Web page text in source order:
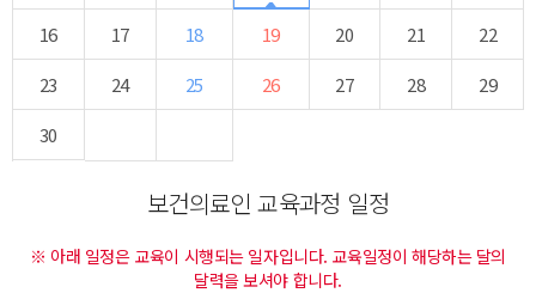
16
17 18 19 20 21
22
23
24 25 26 27 28
29
30
보건의료인 교육과정 일정
※ 아래 일정은 교육이 시행되는 일자입니다. 교육일정이 해당하는 달의
달력을 보셔야 합니다.